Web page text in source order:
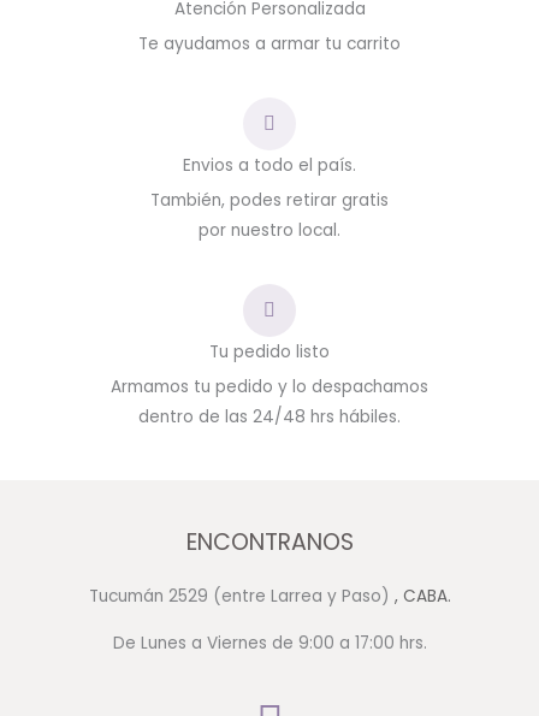
Atención Personalizada
Te ayudamos a armar tu carrito
Envios a todo el país.
También, podes retirar gratis
por nuestro local.
Tu pedido listo
Armamos tu pedido y lo despachamos
dentro de las 24/48 hrs hábiles.
ENCONTRANOS
Tucumán 2529 (entre Larrea y Paso) , CABA.
De Lunes a Viernes de 9:00 a 17:00 hrs.